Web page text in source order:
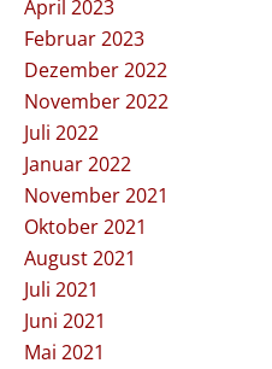
April 2023
Februar 2023
Dezember 2022
November 2022
Juli 2022
Januar 2022
November 2021
Oktober 2021
August 2021
Juli 2021
Juni 2021
Mai 2021